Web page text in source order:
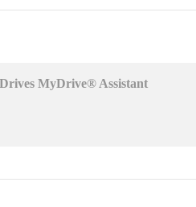
MyDrive® Assistant